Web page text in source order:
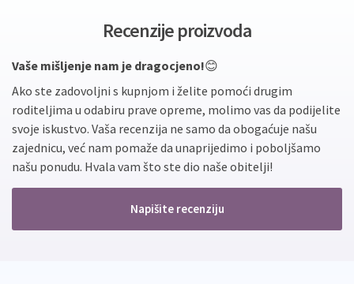
Recenzije proizvoda
Vaše mišljenje nam je dragocjeno!😊
Ako ste zadovoljni s kupnjom i želite pomoći drugim
roditeljima u odabiru prave opreme, molimo vas da podijelite
svoje iskustvo. Vaša recenzija ne samo da obogaćuje našu
zajednicu, već nam pomaže da unaprijedimo i poboljšamo
našu ponudu. Hvala vam što ste dio naše obitelji!
Napišite recenziju